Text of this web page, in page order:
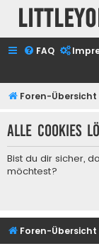
FAQ
Foren-Übersicht
Alle Cookies
Bist du dir sicher,
möchtest?
Foren-Übersicht